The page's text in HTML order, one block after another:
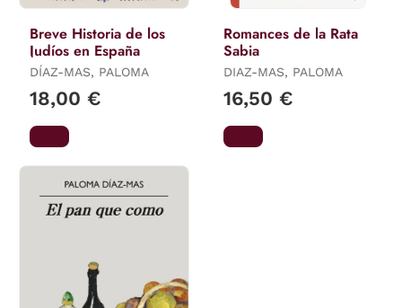
Breve Historia de los
Judíos en España
DÍAZ-MAS, PALOMA
18,00 €
Romances de la Rata
Sabia
DIAZ-MAS, PALOMA
16,50 €